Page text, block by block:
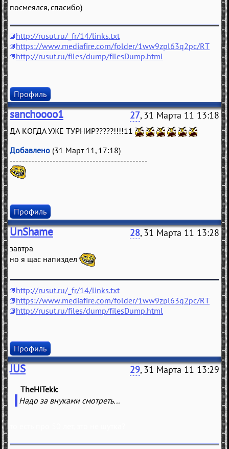
посмеялся, спасибо)
http://rusut.ru/_fr/14/links.txt
https://www.mediafire.com/folder/1ww9zpl63q2pc/RT
http://rusut.ru/files/dump/filesDump.html
Профиль
sanchoooo1 27, 31 Марта 11 13:18
ДА КОГДА УЖЕ ТУРНИР?????!!!!11
Добавлено (31 Март 11, 17:18)
---------------------------------------------
Профиль
UnShame 28, 31 Марта 11 13:28
завтра
но я щас напиздел
http://rusut.ru/_fr/14/links.txt
https://www.mediafire.com/folder/1ww9zpl63q2pc/RT
http://rusut.ru/files/dump/filesDump.html
Профиль
JUS 29, 31 Марта 11 13:29
TheHiTekk
Надо за внуками смотреть...